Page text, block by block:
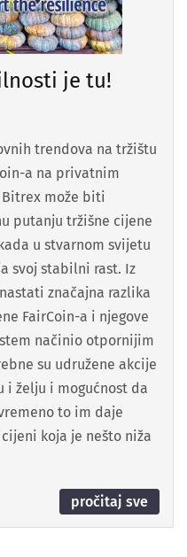
je tu!
trendova na tržištu
a na privatnim
može biti
putanju tržišne cijene
u stvarnom svijetu
svoj stabilni rast. Iz
značajna razlika
FairCoin-a i njegove
načinio otpornijim
su udružene akcije
želju i mogućnost da
to im daje
koja je nešto niža
pročitaj sve